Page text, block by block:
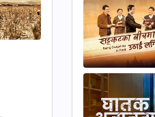
30:12